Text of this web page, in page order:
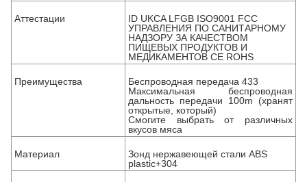
Аттестации
ID UKCA LFGB ISO9001 FCC
УПРАВЛЕНИЯ ПО САНИТАРНОМУ
НАДЗОРУ ЗА КАЧЕСТВОМ
ПИЩЕВЫХ ПРОДУКТОВ И
МЕДИКАМЕНТОВ CE ROHS
Преимущества
Беспроводная передача 433
Максимальная беспроводная
дальность передачи 100m (хранят
открытые, который)
Смогите выбрать от различных
вкусов мяса
Материал
Зонд нержавеющей стали ABS
plastic+304